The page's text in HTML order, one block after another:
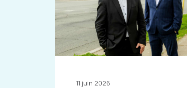
11 juin 2026